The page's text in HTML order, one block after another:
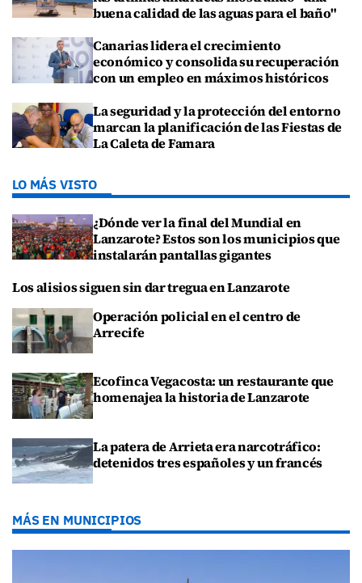
buena calidad de las aguas para el baño"
Canarias lidera el crecimiento
económico y consolida su recuperación
con un empleo en máximos históricos
La seguridad y la protección del entorno
marcan la planificación de las Fiestas de
La Caleta de Famara
LO MÁS VISTO
¿Dónde ver la final del Mundial en
Lanzarote? Estos son los municipios que
instalarán pantallas gigantes
Los alisios siguen sin dar tregua en Lanzarote
Operación policial en el centro de
Arrecife
Ecofinca Vegacosta: un restaurante que
homenajea la historia de Lanzarote
La patera de Arrieta era narcotráfico:
detenidos tres españoles y un francés
MÁS EN MUNICIPIOS